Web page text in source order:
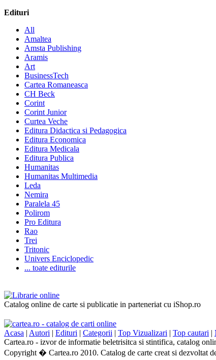
Edituri
All
Amaltea
Amsta Publishing
Aramis
Art
BusinessTech
Cartea Romaneasca
CH Beck
Corint
Corint Junior
Curtea Veche
Editura Didactica si Pedagogica
Editura Economica
Editura Medicala
Editura Publica
Humanitas
Humanitas Multimedia
Leda
Nemira
Paralela 45
Polirom
Pro Editura
Rao
Trei
Tritonic
Univers Enciclopedic
... toate editurile
Catalog online de carte si publicatie in parteneriat cu iShop.ro
Acasa | Autori | Edituri | Categorii | Top Vizualizari | Top cautari |
Cartea.ro - izvor de informatie beletrisitca si stintifica, catalog
Copyright � Cartea.ro 2010. Catalog de carte creat si dezvoltat